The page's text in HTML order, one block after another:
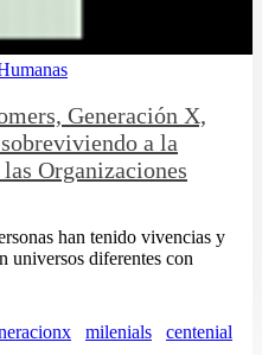
Generación X,
a la
Organizaciones
han tenido vivencias y
universos diferentes con
milenials
centenial